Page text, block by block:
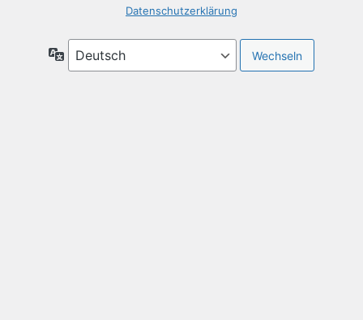
Datenschutzerklärung
Sprache